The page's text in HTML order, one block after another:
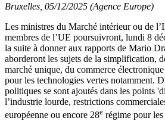
Bruxelles, 05/12/2025 (Agence Europe)
Les ministres du Marché intérieur ou de
membres de l’UE poursuivront, lundi 8
la suite à donner aux rapports de Mario
aborderont les sujets de la simplification,
marché unique, du commerce
pour les technologies vertes notamment.
politiques se sont ajoutés dans les points
l’industrie lourde, restrictions
européenne ou encore 28e régime pour les